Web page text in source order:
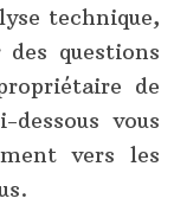
technique,
questions
de
vous
vers les